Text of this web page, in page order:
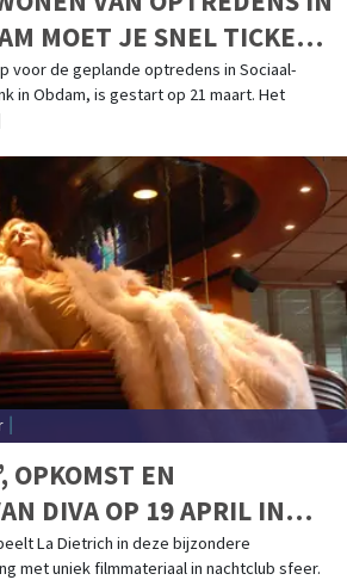
MOET JE SNEL TICKETS
voor de geplande optredens in Sociaal-
in Obdam, is gestart op 21 maart. Het
OPKOMST EN
DIVA OP 19 APRIL IN
La Dietrich in deze bijzondere
met uniek filmmateriaal in nachtclub sfeer.